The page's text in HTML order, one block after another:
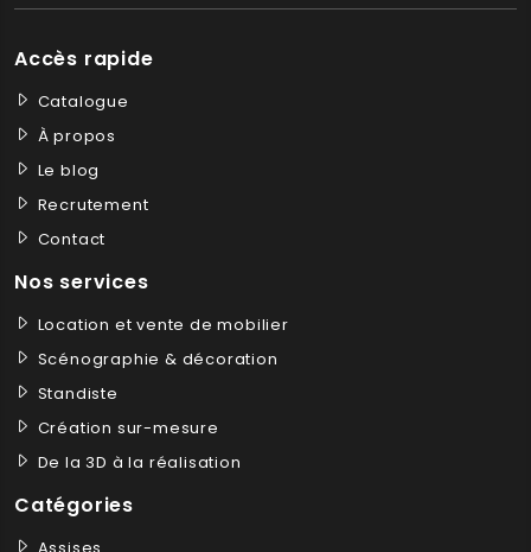
Accès rapide
Catalogue
À propos
Le blog
Recrutement
Contact
Nos services
Location et vente de mobilier
Scénographie & décoration
Standiste
Création sur-mesure
De la 3D à la réalisation
Catégories
Assises